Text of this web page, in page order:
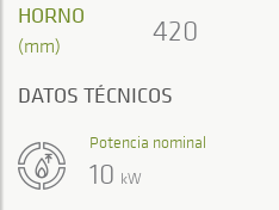
HORNO
(mm) 420
DATOS TÉCNICOS
Potencia nominal
10 kW